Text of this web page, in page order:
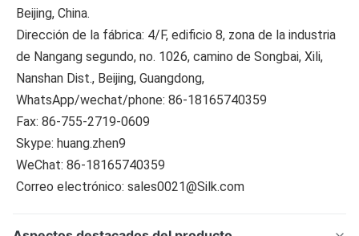
Beijing, China.
Dirección de la fábrica: 4/F, edificio 8, zona de la industria
de Nangang segundo, no. 1026, camino de Songbai, Xili,
Nanshan Dist., Beijing, Guangdong,
WhatsApp/wechat/phone: 86-18165740359
Fax: 86-755-2719-0609
Skype: huang.zhen9
WeChat: 86-18165740359
Correo electrónico: sales0021@Silk.com